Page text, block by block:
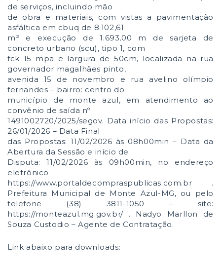
de serviços, incluindo mão
de obra e materiais, com vistas a pavimentação
asfáltica em cbuq de 8.102,61
m² e execução de 1.693,00 m de sarjeta de
concreto urbano (scu), tipo 1, com
fck 15 mpa e largura de 50cm, localizada na rua
governador magalhães pinto,
avenida 15 de novembro e rua avelino olímpio
fernandes – bairro: centro do
município de monte azul, em atendimento ao
convênio de saída nº
1491002720/2025/segov. Data início das Propostas:
26/01/2026 – Data Final
das Propostas: 11/02/2026 às 08h00min – Data da
Abertura da Sessão e início de
Disputa: 11/02/2026 às 09h00min, no endereço
eletrônico
https://www.portaldecompraspublicas.com.br .
Prefeitura Municipal de Monte Azul-MG, ou pelo
telefone (38) 3811-1050 – site:
https://monteazul.mg.gov.br/ . Nadyo Marllon de
Souza Custodio – Agente de Contratação.
Link abaixo para downloads: